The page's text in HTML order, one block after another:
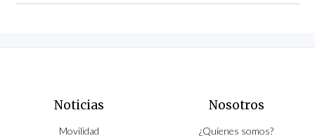
Noticias
Movilidad
Nosotros
¿Quíenes somos?